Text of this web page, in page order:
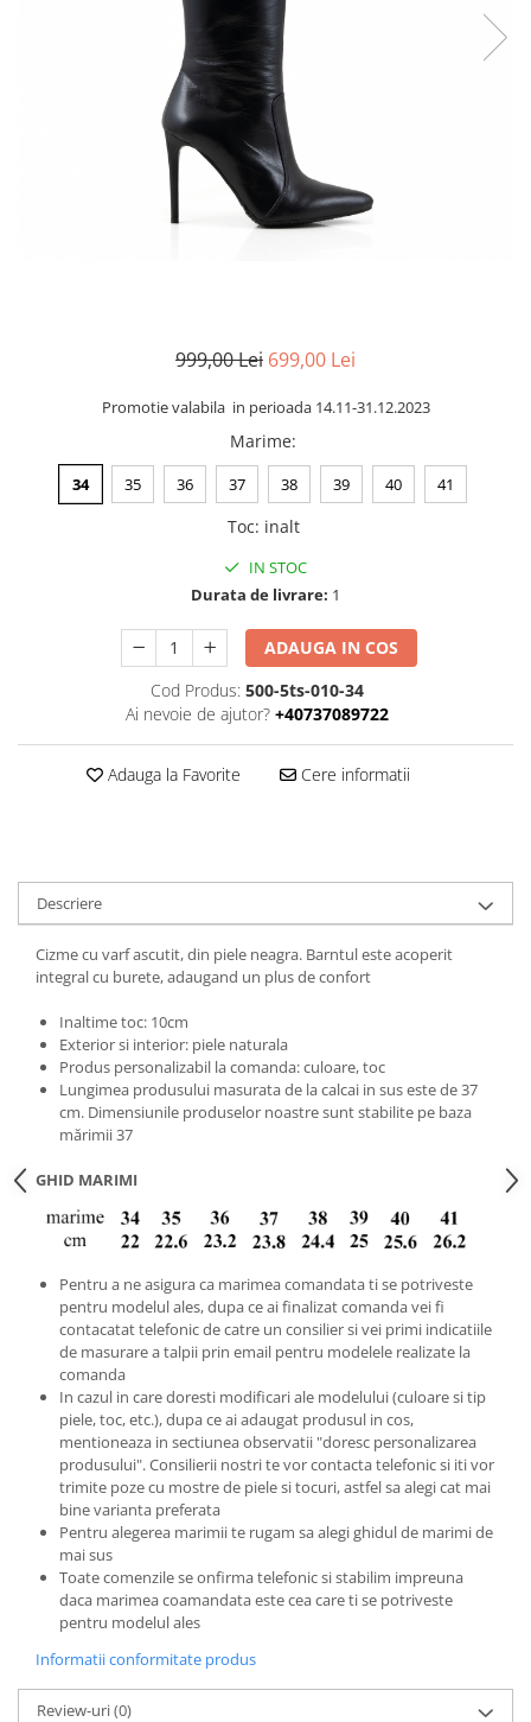
999,00 Lei 699,00 Lei
Promotie valabila in perioada 14.11-31.12.2023
Marime:
34 35 36 37 38 39 40 41
Toc: inalt
IN STOC
Durata de livrare: 1
ADAUGA IN COS
Cod Produs: 500-5ts-010-34
Ai nevoie de ajutor? +40737089722
Adauga la Favorite Cere informatii
Descriere
Cizme cu varf ascutit, din piele neagra. Barntul este acoperit
integral cu burete, adaugand un plus de confort
Inaltime toc: 10cm
Exterior si interior: piele naturala
Produs personalizabil la comanda: culoare, toc
Lungimea produsului masurata de la calcai in sus este de 37
cm. Dimensiunile produselor noastre sunt stabilite pe baza
mărimii 37
GHID MARIMI
Pentru a ne asigura ca marimea comandata ti se potriveste
pentru modelul ales, dupa ce ai finalizat comanda vei fi
contacatat telefonic de catre un consilier si vei primi indicatiile
de masurare a talpii prin email pentru modelele realizate la
comanda
In cazul in care doresti modificari ale modelului (culoare si tip
piele, toc, etc.), dupa ce ai adaugat produsul in cos,
mentioneaza in sectiunea observatii "doresc personalizarea
produsului". Consilierii nostri te vor contacta telefonic si iti vor
trimite poze cu mostre de piele si tocuri, astfel sa alegi cat mai
bine varianta preferata
Pentru alegerea marimii te rugam sa alegi ghidul de marimi de
mai sus
Toate comenzile se onfirma telefonic si stabilim impreuna
daca marimea coamandata este cea care ti se potriveste
pentru modelul ales
Informatii conformitate produs
Review-uri(0)